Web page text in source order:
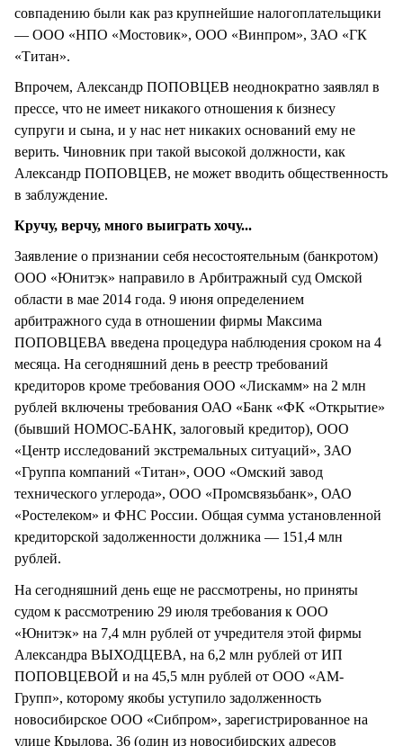
совпадению были как раз крупнейшие налогоплательщики
— ООО «НПО «Мостовик», ООО «Винпром», ЗАО «ГК
«Титан».
Впрочем, Александр ПОПОВЦЕВ неоднократно заявлял в
прессе, что не имеет никакого отношения к бизнесу
супруги и сына, и у нас нет никаких оснований ему не
верить. Чиновник при такой высокой должности, как
Александр ПОПОВЦЕВ, не может вводить общественность
в заблуждение.
Кручу, верчу, много выиграть хочу...
Заявление о признании себя несостоятельным (банкротом)
ООО «Юнитэк» направило в Арбитражный суд Омской
области в мае 2014 года. 9 июня определением
арбитражного суда в отношении фирмы Максима
ПОПОВЦЕВА введена процедура наблюдения сроком на 4
месяца. На сегодняшний день в реестр требований
кредиторов кроме требования ООО «Лискамм» на 2 млн
рублей включены требования ОАО «Банк «ФК «Открытие»
(бывший НОМОС-БАНК, залоговый кредитор), ООО
«Центр исследований экстремальных ситуаций», ЗАО
«Группа компаний «Титан», ООО «Омский завод
технического углерода», ООО «Промсвязьбанк», ОАО
«Ростелеком» и ФНС России. Общая сумма установленной
кредиторской задолженности должника — 151,4 млн
рублей.
На сегодняшний день еще не рассмотрены, но приняты
судом к рассмотрению 29 июля требования к ООО
«Юнитэк» на 7,4 млн рублей от учредителя этой фирмы
Александра ВЫХОДЦЕВА, на 6,2 млн рублей от ИП
ПОПОВЦЕВОЙ и на 45,5 млн рублей от ООО «АМ-
Групп», которому якобы уступило задолженность
новосибирское ООО «Сибпром», зарегистрированное на
улице Крылова, 36 (один из новосибирских адресов